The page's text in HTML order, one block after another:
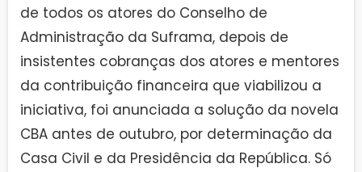
de todos os atores do Conselho de
Administração da Suframa, depois de
insistentes cobranças dos atores e mentores
da contribuição financeira que viabilizou a
iniciativa, foi anunciada a solução da novela
CBA antes de outubro, por determinação da
Casa Civil e da Presidência da República. Só